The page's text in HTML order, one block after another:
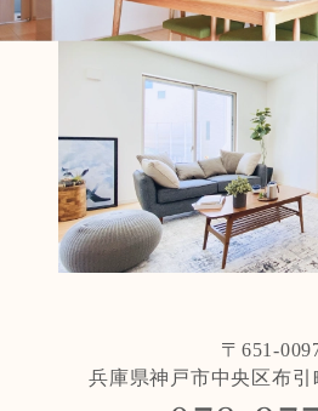
〒651-
兵庫県神戸市中央区布引